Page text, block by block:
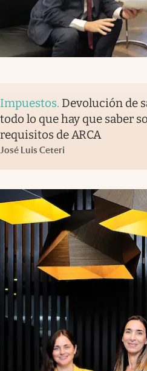
Impuestos. Devolución de
todo lo que hay que saber
requisitos de ARCA
José Luis Ceteri